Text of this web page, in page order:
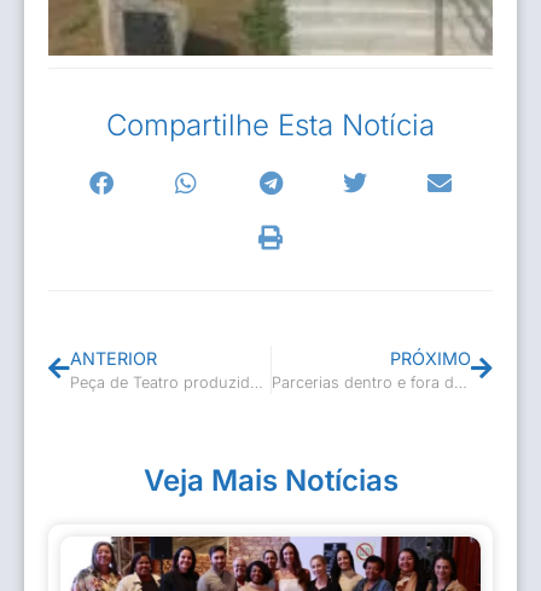
Compartilhe Esta Notícia
ANTERIOR PRÓXIMO
Veja Mais Notícias